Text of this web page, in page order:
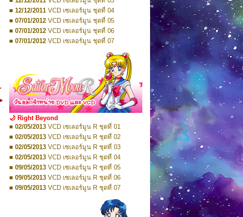
■ 07/10/2016 DVD เซเลอร์มูน คริสตัล VOL.5
■ 28/10/2016 DVD เซเลอร์มูน คริสตัล VOL.6
■ 17/11/2016DVD เซเลอร์มูน คริสตัล VOL.7
■ 17/11/2016DVD เซเลอร์มูน คริสตัล VOL.8
■ 01/01/2017 DVD เซเลอร์มูน คริสตัล Box-Set
■ 12/12/2011 VCD เซเลอร์มูน ชุดที่ 04
■ 07/01/2012 VCD เซเลอร์มูน ชุดที่ 05
■ 07/01/2012 VCD เซเลอร์มูน ชุดที่ 06
■ 07/01/2012 VCD เซเลอร์มูน ชุดที่ 07
VCD เซเลอร์มูน ชุดที่ 08
VCD เซเลอร์มูน ชุดที่ 09
VCD เซเลอร์มูน ชุดที่ 10
■ 19/01/2012 VCD เซเลอร์มูน ชุดที่ 11
■ 19/01/2012VCD เซเลอร์มูน ชุดที่ 12
■ 26/01/2012VCD เซเลอร์มูน ชุดที่ 13
■ 26/01/2012VCD เซเลอร์มูน ชุดที่ 14
■ 02/02/2012 VCD เซเลอร์มูน ชุดที่ 15
VCD เซเลอร์มูน ชุดที่ 16
VCD เซเลอร์มูน ชุดที่ 17
VCD เซเลอร์มูน ชุดที่ 18
VCD เซเลอร์มูน ชุดที่ 19
VCD เซเลอร์มูน ชุดที่ 20
VCD เซเลอร์มูน ชุดที่ 21
VCD เซเลอร์มูน ชุดที่ 22
VCD เซเลอร์มูน ชุดที่ 23
DVD เซเลอร์มูน ชุดที่ 01
🌙 Right Beyond
■ 02/05/2013 VCD เซเลอร์มูน R ชุดที่ 01
■ 02/05/2013 VCD เซเลอร์มูน R ชุดที่ 02
■ 02/05/2013 VCD เซเลอร์มูน R ชุดที่ 03
■ 02/05/2013 VCD เซเลอร์มูน R ชุดที่ 04
■ 09/05/2013 VCD เซเลอร์มูน R ชุดที่ 05
■ 09/05/2013 VCD เซเลอร์มูน R ชุดที่ 06
■ 09/05/2013 VCD เซเลอร์มูน R ชุดที่ 07
VCD เซเลอร์มูน R ชุดที่ 08
VCD เซเลอร์มูน R ชุดที่ 09